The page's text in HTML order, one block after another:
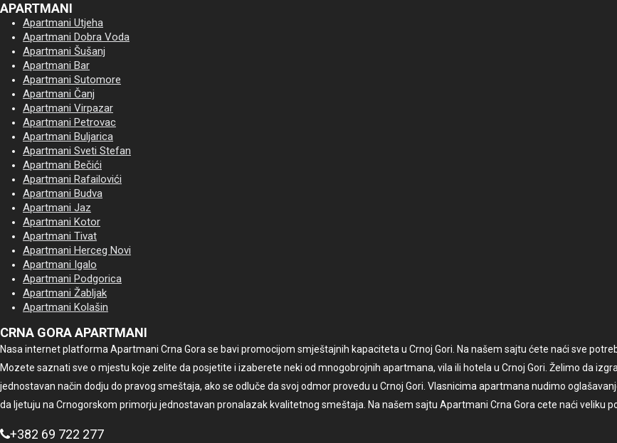
APARTMANI
Apartmani Utjeha
Apartmani Dobra Voda
Apartmani Šušanj
Apartmani Bar
Apartmani Sutomore
Apartmani Čanj
Apartmani Virpazar
Apartmani Petrovac
Apartmani Buljarica
Apartmani Sveti Stefan
Apartmani Bečići
Apartmani Rafailovići
Apartmani Budva
Apartmani Jaz
Apartmani Kotor
Apartmani Tivat
Apartmani Herceg Novi
Apartmani Igalo
Apartmani Podgorica
Apartmani Žabljak
Apartmani Kolašin
CRNA GORA APARTMANI
Nasa internet platforma Apartmani Crna Gora se bavi promocijom smještajnih kapaciteta u Crnoj Gori. Na našem sajtu ćete naći sve
Mozete saznati sve o mjestu koje zelite da posjetite i izaberete neki od mnogobrojnih apartmana, vila ili hotela u Crnoj Gori. Želimo da
jednostavan način dodju do pravog smeštaja, ako se odluče da svoj odmor provedu u Crnoj Gori. Vlasnicima apartmana nudimo
da ljetuju na Crnogorskom primorju jednostavan pronalazak kvalitetnog smeštaja. Na našem sajtu Apartmani Crna Gora cete naći veliku
+382 69 722 277